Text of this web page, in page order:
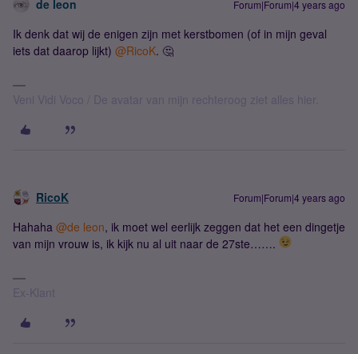
de leon Forum|Forum|4 years ago
Ik denk dat wij de enigen zijn met kerstbomen (of in mijn geval
iets dat daarop lijkt) @RicoK. 🤔
Veni Vidi Voco / De avatar van mijn rechteroog ziet alles hier.
RicoK Forum|Forum|4 years ago
Hahaha @de leon, ik moet wel eerlijk zeggen dat het een dingetje
van mijn vrouw is, ik kijk nu al uit naar de 27ste…….
Ex-Klant